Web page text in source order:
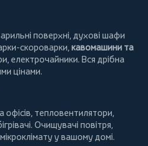
поверхні, духові шафи
скороварки, кавомашини та
, електрочайники. Вся дрібна
цінами.
офісів, тепловентилятори,
. Очищувачі повітря,
у вашому домі.